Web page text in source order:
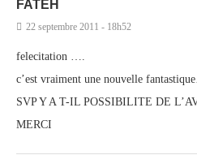
FATEH
22 septembre 2011 - 18h52
felecitation ….
c’est vraiment une nouvelle
SVP Y A T-IL POSSIBILITE DE
MERCI